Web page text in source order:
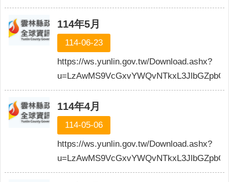
114年5月
114-06-23
https://ws.yunlin.gov.tw/Download.ashx?
114年4月
114-05-06
https://ws.yunlin.gov.tw/Download.ashx?